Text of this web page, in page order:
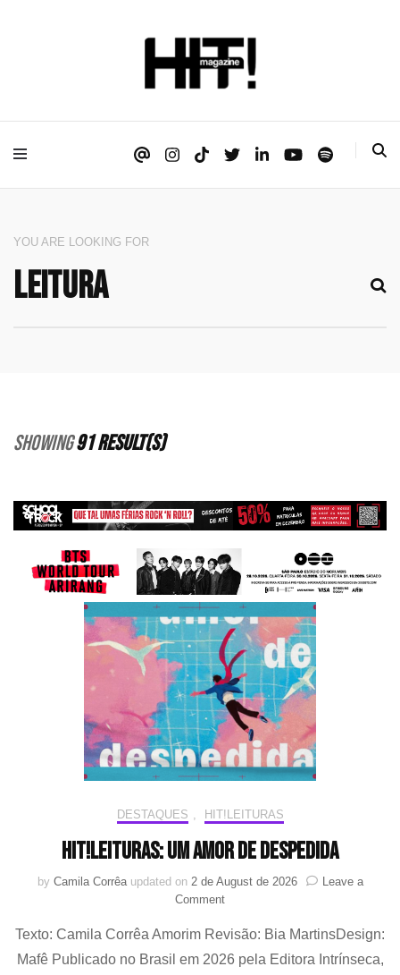
HIT!Magazine
YOU ARE LOOKING FOR
SEARCH
FOR:
Showing91 Result(s)
DESTAQUES HIT!LEITURAS
HIT!Leituras: Um amor de despedida
by Camila Corrêa updated on 2 de August de 2026
Leave a
Commenton
Um
amor
Texto: Camila Corrêa Amorim Revisão: Bia MartinsDesign:
Mafê Publicado no Brasil em 2026 pela Editora Intrínseca,